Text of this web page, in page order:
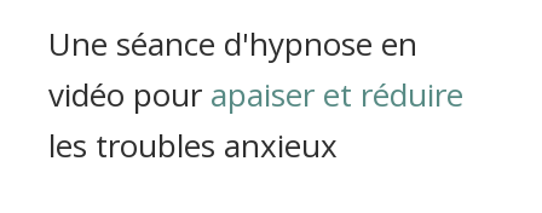
Une séance d'hypnose en
vidéo pour apaiser et réduire
les troubles anxieux